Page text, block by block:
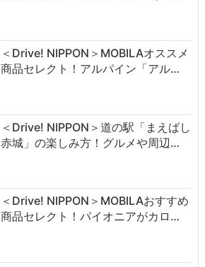
＜Drive! NIPPON＞MOBILAオススメ
商品セレクト！アルパイン「アル…
＜Drive! NIPPON＞道の駅「まえばし
赤城」の楽しみ方！グルメや周辺…
＜Drive! NIPPON＞MOBILAおすすめ
商品セレクト！パイオニアがカロ…